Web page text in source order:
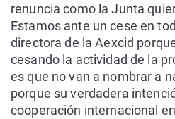
renuncia como la Junta
Estamos ante un cese en
directora de la Aexcid
cesando la actividad de la
es que no van a nombrar a
porque su verdadera
cooperación internacional